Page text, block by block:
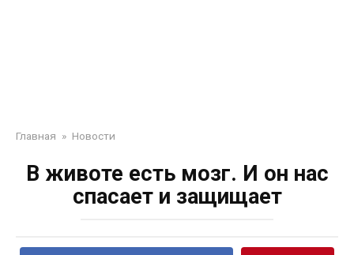
Главная » Новости
В животе есть мозг. И он нас
спасает и защищает